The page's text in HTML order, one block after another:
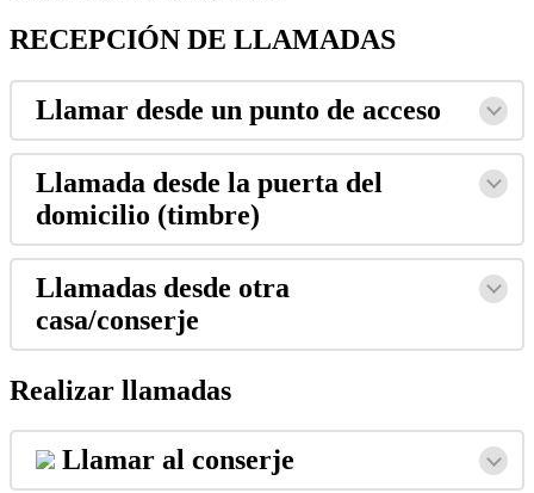
RECEPCIÓN DE LLAMADAS
Llamar desde un punto de acceso
Llamada desde la puerta del
domicilio (timbre)
Llamadas desde otra
casa/conserje
Realizar llamadas
Llamar al conserje